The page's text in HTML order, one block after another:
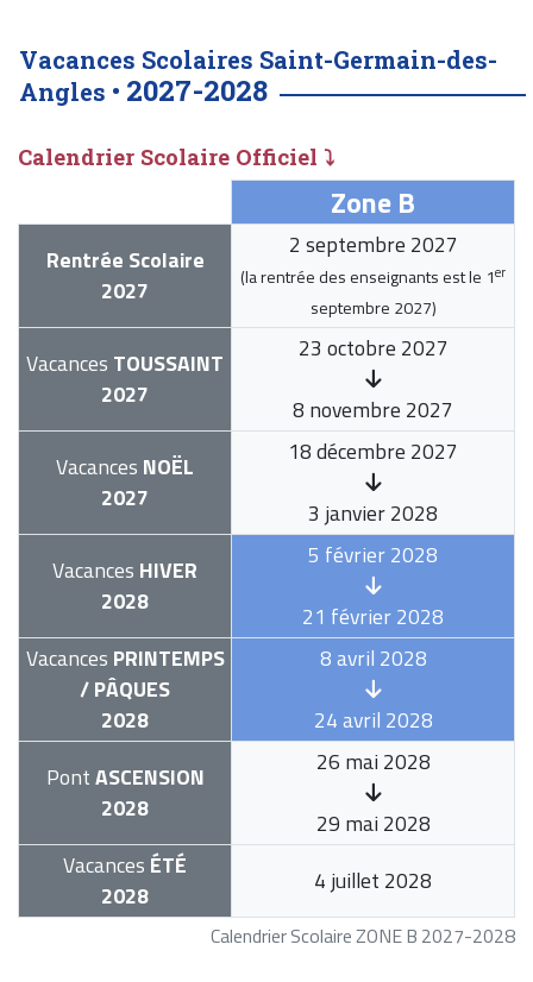
Vacances Scolaires Saint-Germain-des-
Angles • 2027-2028
Calendrier Scolaire Officiel ⤵
Calendrier Scolaire ZONE B 2027-2028
Zone B
Rentrée Scolaire
2027
2 septembre 2027
(la rentrée des enseignants est le 1er
septembre 2027)
Vacances TOUSSAINT
2027
23 octobre 2027
8 novembre 2027
Vacances NOËL
2027
18 décembre 2027
3 janvier 2028
Vacances HIVER
2028
5 février 2028
21 février 2028
Vacances PRINTEMPS
/ PÂQUES
2028
8 avril 2028
24 avril 2028
PontASCENSION
2028
26 mai 2028
29 mai 2028
Vacances ÉTÉ
2028
4 juillet 2028